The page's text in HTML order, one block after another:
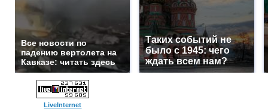
Все новости по
падению вертолета на
Кавказе: читать здесь
Таких событий не
было с 1945: чего
ждать всем нам?
LiveInternet